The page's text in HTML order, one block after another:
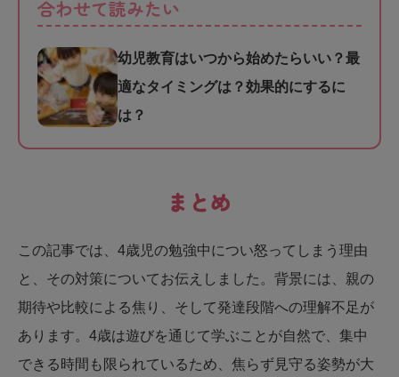
合わせて読みたい
幼児教育はいつから始めたらいい？最
適なタイミングは？効果的にするに
は？
まとめ
この記事では、4歳児の勉強中につい怒ってしまう理由
と、その対策についてお伝えしました。背景には、親の
期待や比較による焦り、そして発達段階への理解不足が
あります。4歳は遊びを通じて学ぶことが自然で、集中
できる時間も限られているため、焦らず見守る姿勢が大